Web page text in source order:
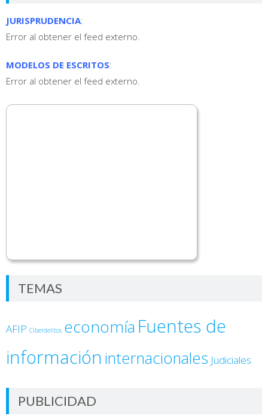
JURISPRUDENCIA:
Error al obtener el feed externo.
MODELOS DE ESCRITOS:
Error al obtener el feed externo.
TEMAS
AFIP Ciberdelitos economía Fuentes de
información internacionales Judiciales
PUBLICIDAD